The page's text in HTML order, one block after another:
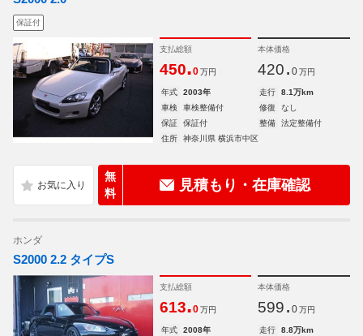
保証付
支払総額
450.0 万円
本体価格
420. 0 万円
年式 2003年 走行
8.1万km
車検
車検整備付 修復
なし
保証
保証付 整備
法定整備付
住所
神奈川県 横浜市中区
無
料
見積もり・在庫確認
ホンダ
S2000 2.2 タイプS
支払総額
613.0 万円
本体価格
599. 0 万円
年式 2008年 走行
8.8万km